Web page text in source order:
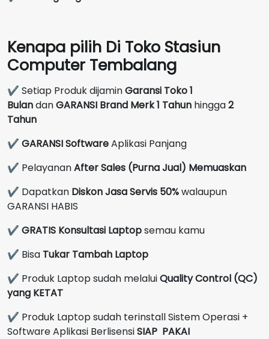
Kenapa pilih Di Toko Stasiun
Computer Tembalang
✔ Setiap Produk dijaminGaransi Toko 1
BulandanGARANSI Brand Merk1 Tahun hingga2
Tahun
✔ GARANSI SoftwareAplikasi Panjang
✔ PelayananAfter Sales (Purna Jual) Memuaskan
✔ Dapatkan Diskon Jasa Servis 50%walaupun
GARANSI HABIS
✔ GRATIS Konsultasi Laptopsemau kamu
✔ Bisa Tukar Tambah Laptop
✔ Produk Laptop sudah melaluiQuality Control (QC)
yang KETAT
✔ Produk Laptop sudah terinstall Sistem Operasi +
Software Aplikasi BerlisensiSIAP PAKAI